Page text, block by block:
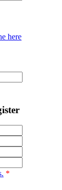
here
*